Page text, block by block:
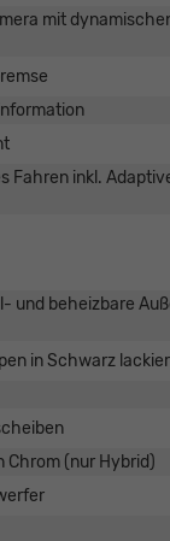
mit
Fahren inkl.
und beheizbare
in Schwarz
Chrom (nur Hybrid)